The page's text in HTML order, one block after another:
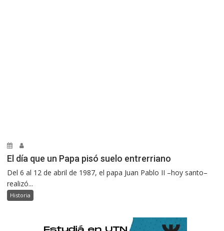
El día que un Papa pisó suelo entrerriano
Del 6 al 12 de abril de 1987, el papa Juan Pablo II –hoy santo–
realizó...
Historia